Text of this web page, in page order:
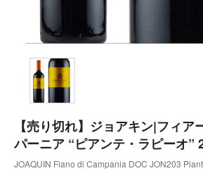
【売り切れ】ジョアキン|フィア
パーニア “ピアンテ・ラピーオ”
JOAQUIN Fiano di Campania DOC JON203